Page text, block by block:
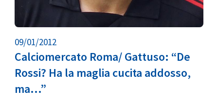
09/01/2012
Calciomercato Roma/ Gattuso: “De
Rossi? Ha la maglia cucita addosso,
ma…”